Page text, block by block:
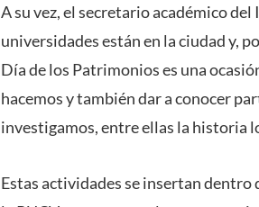
A su vez, el secretario académico
universidades están en la ciudad y,
Día de los Patrimonios es una
hacemos y también dar a conocer
investigamos, entre ellas la historia
Estas actividades se insertan